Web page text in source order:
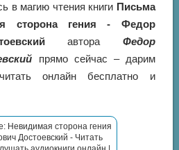
в магию чтения книги Письма
сторона гения - Федор
автора Федор
прямо сейчас – дарим
онлайн бесплатно и